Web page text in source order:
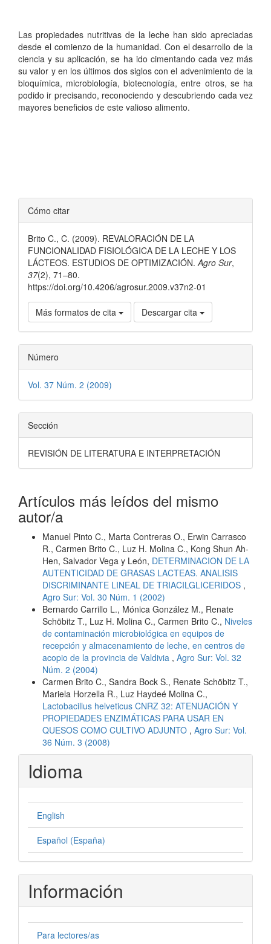
Las propiedades nutritivas de la leche han sido apreciadas
desde el comienzo de la humanidad. Con el desarrollo de la
ciencia y su aplicación, se ha ido cimentando cada vez más
su valor y en los últimos dos siglos con el advenimiento de la
bioquímica, microbiología, biotecnología, entre otros, se ha
podido ir precisando, reconociendo y descubriendo cada vez
mayores beneficios de este valioso alimento.
Detalles
del
artículo
Cómo citar
Brito C., C. (2009). REVALORACIÓN DE LA
FUNCIONALIDAD FISIOLÓGICA DE LA LECHE Y LOS
LÁCTEOS. ESTUDIOS DE OPTIMIZACIÓN. Agro Sur,
37(2), 71–80.
https://doi.org/10.4206/agrosur.2009.v37n2-01
Más formatos de cita Descargar cita
Número
Vol. 37 Núm. 2 (2009)
Sección
REVISIÓN DE LITERATURA E INTERPRETACIÓN
Artículos más leídos del mismo
autor/a
Manuel Pinto C., Marta Contreras O., Erwin Carrasco
R., Carmen Brito C., Luz H. Molina C., Kong Shun Ah-
Hen, Salvador Vega y León, DETERMINACION DE LA
AUTENTICIDAD DE GRASAS LACTEAS. ANALISIS
DISCRIMINANTE LINEAL DE TRIACILGLICERIDOS ,
Agro Sur: Vol. 30 Núm. 1 (2002)
Bernardo Carrillo L., Mónica González M., Renate
Schöbitz T., Luz H. Molina C., Carmen Brito C., Niveles
de contaminación microbiológica en equipos de
recepción y almacenamiento de leche, en centros de
acopio de la provincia de Valdivia , Agro Sur: Vol. 32
Núm. 2 (2004)
Carmen Brito C., Sandra Bock S., Renate Schöbitz T.,
Mariela Horzella R., Luz Haydeé Molina C.,
Lactobacillus helveticus CNRZ 32: ATENUACIÓN Y
PROPIEDADES ENZIMÁTICAS PARA USAR EN
QUESOS COMO CULTIVO ADJUNTO , Agro Sur: Vol.
36 Núm. 3 (2008)
Idioma
English
Español (España)
Información
Para lectores/as